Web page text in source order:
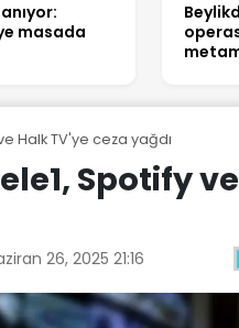
masada
Halk TV'ye ceza yağdı
Spotify
26, 2025 21:16